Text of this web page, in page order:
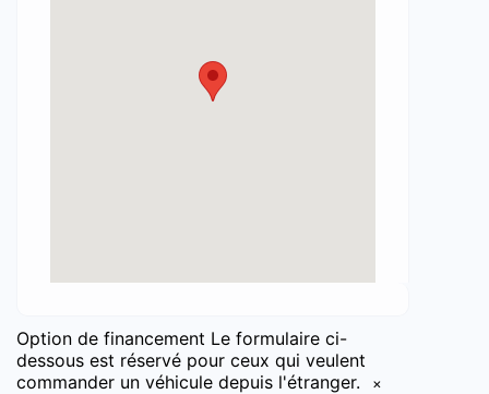
Option de financement Le formulaire ci-
dessous est réservé pour ceux qui veulent
commander un véhicule depuis l'étranger.
×